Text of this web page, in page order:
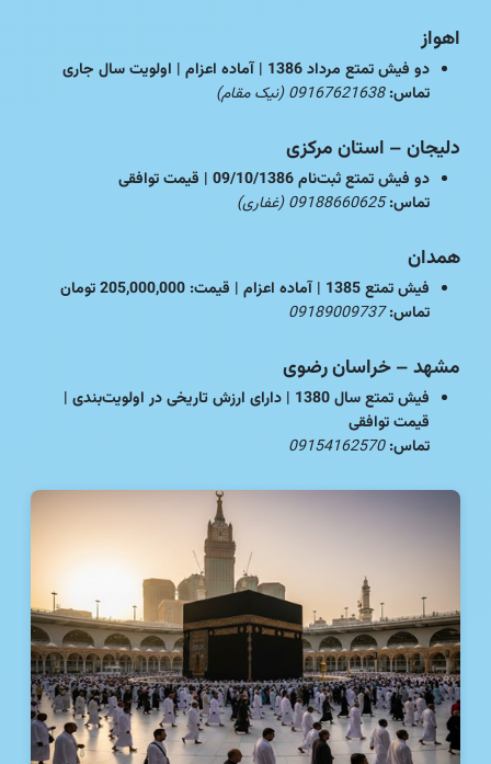
اهواز
دو فیش تمتع مرداد 1386 | آماده اعزام | اولویت سال جاری
تماس: 09167621638 (نیک مقام)
دلیجان – استان مرکزی
دو فیش تمتع ثبت‌نام 09/10/1386 | قیمت توافقی
تماس: 09188660625 (غفاری)
همدان
فیش تمتع 1385 | آماده اعزام | قیمت: 205,000,000 تومان
تماس: 09189009737
مشهد – خراسان رضوی
فیش تمتع سال 1380 | دارای ارزش تاریخی در اولویت‌بندی |
قیمت توافقی
تماس: 09154162570